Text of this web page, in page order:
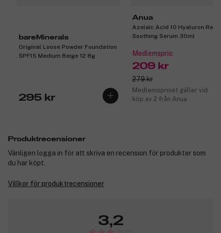
bareMinerals
Original Loose Powder Foundation
SPF15 Medium Beige 12 8g
295 kr
Anua
Azelaic Acid 10 Hyaluron
Soothing Serum 30ml
Medlemspris:
209 kr
279 kr
Medlemspriset gäller vid
köp av 2 från Anua
Produktrecensioner
Vänligen logga in för att skriva en recension för produkter som
du har köpt.
Villkor för produktrecensioner
3,2